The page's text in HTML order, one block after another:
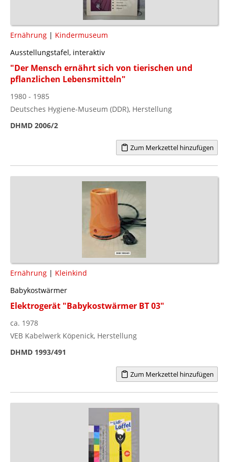
Ernährung | Kindermuseum
Ausstellungstafel, interaktiv
"Der Mensch ernährt sich von tierischen und
pflanzlichen Lebensmitteln"
1980 - 1985
Deutsches Hygiene-Museum (DDR), Herstellung
DHMD 2006/2
Zum Merkzettel hinzufügen
Ernährung | Kleinkind
Babykostwärmer
Elektrogerät "Babykostwärmer BT 03"
ca. 1978
VEB Kabelwerk Köpenick, Herstellung
DHMD 1993/491
Zum Merkzettel hinzufügen